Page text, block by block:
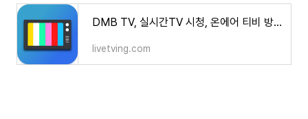
DMB TV, 실시간TV 시청, 온에어 티비 방송
livetving.com